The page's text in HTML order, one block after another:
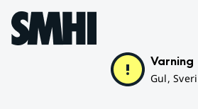
Hoppa till sidans innehåll
Varning
Gul,